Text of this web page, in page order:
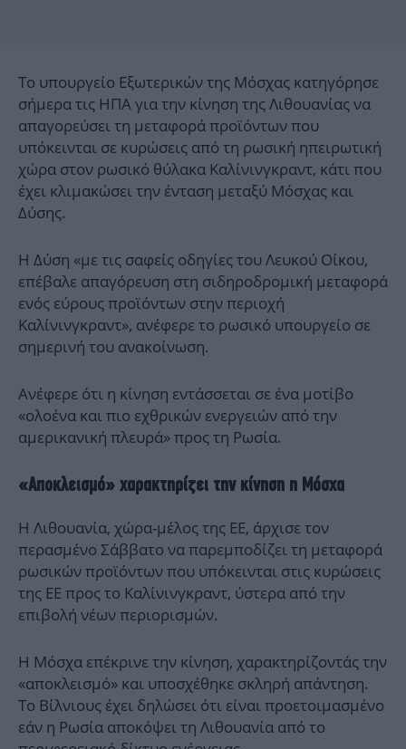
Το υπουργείο Εξωτερικών της Μόσχας κατηγόρησε
σήμερα τις ΗΠΑ για την κίνηση της Λιθουανίας να
απαγορεύσει τη μεταφορά προϊόντων που
υπόκεινται σε κυρώσεις από τη ρωσική ηπειρωτική
χώρα στον ρωσικό θύλακα Καλίνινγκραντ, κάτι που
έχει κλιμακώσει την ένταση μεταξύ Μόσχας και
Δύσης.
Η Δύση «με τις σαφείς οδηγίες του Λευκού Οίκου,
επέβαλε απαγόρευση στη σιδηροδρομική μεταφορά
ενός εύρους προϊόντων στην περιοχή
Καλίνινγκραντ», ανέφερε το ρωσικό υπουργείο σε
σημερινή του ανακοίνωση.
Ανέφερε ότι η κίνηση εντάσσεται σε ένα μοτίβο
«ολοένα και πιο εχθρικών ενεργειών από την
αμερικανική πλευρά» προς τη Ρωσία.
«Αποκλεισμό» χαρακτηρίζει την κίνηση η Μόσχα
Η Λιθουανία, χώρα-μέλος της ΕΕ, άρχισε τον
περασμένο Σάββατο να παρεμποδίζει τη μεταφορά
ρωσικών προϊόντων που υπόκεινται στις κυρώσεις
της ΕΕ προς το Καλίνινγκραντ, ύστερα από την
επιβολή νέων περιορισμών.
Η Μόσχα επέκρινε την κίνηση, χαρακτηρίζοντάς την
«αποκλεισμό» και υποσχέθηκε σκληρή απάντηση.
Το Βίλνιους έχει δηλώσει ότι είναι προετοιμασμένο
εάν η Ρωσία αποκόψει τη Λιθουανία από το